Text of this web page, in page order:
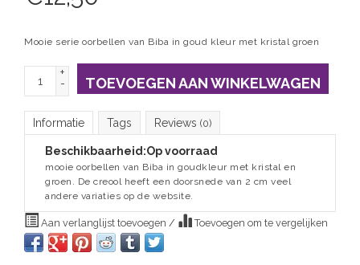
Mooie serie oorbellen van Biba in goud kleur met kristal groen
+
-
TOEVOEGEN AAN WINKELWAGEN
Informatie Tags Reviews (0)
Beschikbaarheid:Op voorraad
mooie oorbellen van Biba in goudkleur met kristal en
groen. De creool heeft een doorsnede van 2 cm veel
andere variaties op de website.
Aan verlanglijst toevoegen / Toevoegen om te vergelijken